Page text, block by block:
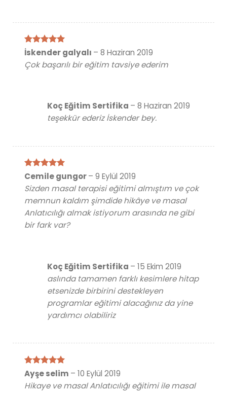
5 üzerinden
İskender galyalı – 8 Haziran 2019
Çok başarılı bir eğitim tavsiye ederim
Koç Eğitim Sertifika – 8 Haziran 2019
teşekkür ederiz İskender bey.
5 üzerinden
Cemile gungor– 9 Eylül 2019
Sizden masal terapisi eğitimi almıştım ve çok
memnun kaldım şimdide hikâye ve masal
Anlatıcılığı almak istiyorum arasında ne gibi
bir fark var?
Koç Eğitim Sertifika – 15 Ekim 2019
aslında tamamen farklı kesimlere hitap
etsenizde birbirini destekleyen
programlar eğitimi alacağınız da yine
yardımcı olabiliriz
5 üzerinden
oy aldı
Ayşe selim – 10 Eylül 2019
Hikaye ve masal Anlatıcılığı eğitimi ile masal